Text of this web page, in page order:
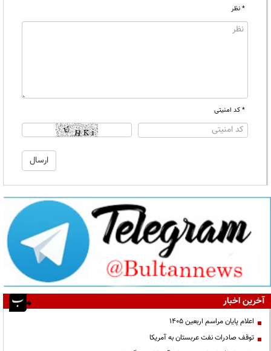
* نظر
* کد امنیتی
آخرین اخبار
اعلام پایان مراسم اربعین ۱۴۰۵
توقف صادرات نفت عربستان به آمریکا